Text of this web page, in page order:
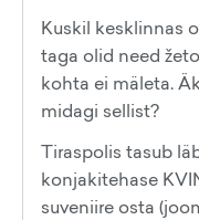
Kuskil kesklinnas
taga olid need
kohta ei mäleta.
midagi sellist?
Tiraspolis tasub
konjakitehase
suveniire osta